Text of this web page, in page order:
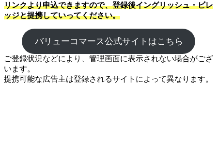
リンクより申込できますので、登録後イングリッシュ・ビレ
ッジと提携していってください。
バリューコマース公式サイトはこちら
ご登録状況などにより、管理画面に表示されない場合がござ
います。
提携可能な広告主は登録されるサイトによって異なります。